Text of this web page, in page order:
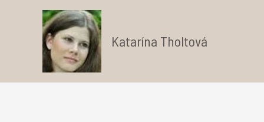
Katarína Tholtová